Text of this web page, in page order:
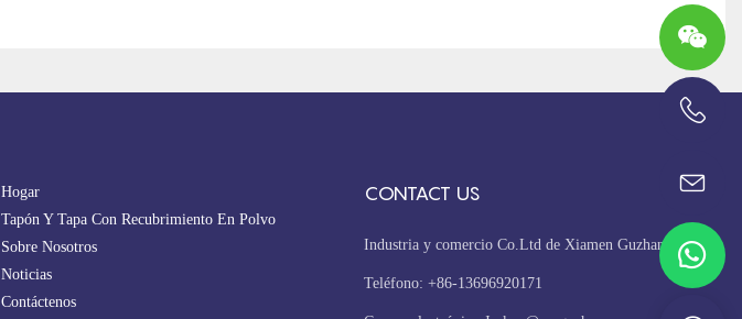
Hogar
Tapón Y Tapa Con Recubrimiento En Polvo
Sobre Nosotros
Noticias
Contáctenos
CONTACT US
Industria y comercio Co.Ltd de Xiamen Guzhan
Teléfono: +86-13696920171